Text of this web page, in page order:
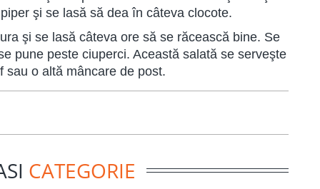
şi se lasă să dea în câteva clocote.
şi se lasă câteva ore să se răcească bine. Se
pune peste ciuperci. Această salată se serveşte
sau o altă mâncare de post.
CATEGORIE